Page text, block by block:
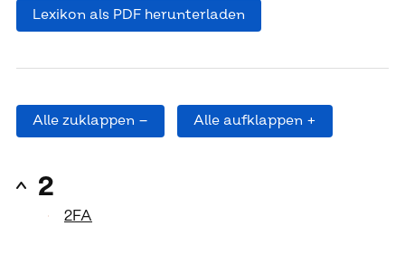
Lexikon als PDF herunterladen
Alle zuklappen – Alle aufklappen +
2
2FA